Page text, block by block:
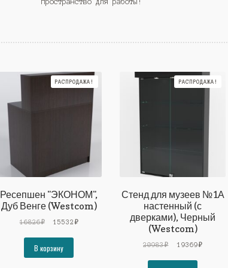
пространство для работы!
Ресепшен "ЭКОНОМ",
Дуб Венге (Westcom)
РАСПРОДАЖА!
16826₽
Первоначальная
16826₽.
15532₽Текущая
В корзину
Стенд для музеев №1А
настенный (с
дверками), Черный
(Westcom)
РАСПРОДАЖА!
20983₽
Первоначальная
19369₽Текущая